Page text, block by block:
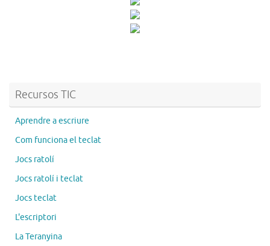
Recursos TIC
Aprendre a escriure
Com funciona el teclat
Jocs ratolí
Jocs ratolí i teclat
Jocs teclat
L'escriptori
La Teranyina